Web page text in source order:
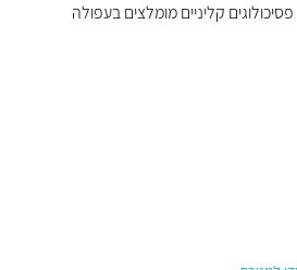
פסיכולוגים קליניים מומלצים בעפולה